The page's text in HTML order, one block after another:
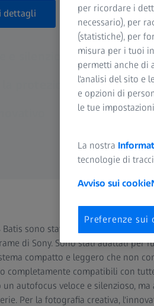
dettagli
la protezione antipolvere
sono stati sviluppati
di Sony. Sono stati adattati per
compatto e leggero che non
completamente compatibili con
autofocus veloce e silenzioso,
Per la fotografia creativa,
per ricordare i
necessario), per
(statistiche), per
misura per i tuoi
permetti anche di
l'analisi del sito e
e opzioni di
le tue
La nostra
tecnologie di
Avviso sui cookie
Preferenze sui